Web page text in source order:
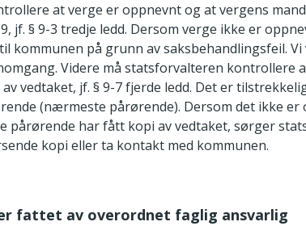
at verge er oppnevnt og at vergens
jf. § 9-3 tredje ledd. Dersom verge ikke er
kommunen på grunn av saksbehandlingsfeil. Vi
Videre må statsforvalteren kontrollere
vedtaket, jf. § 9-7 fjerde ledd. Det er
(nærmeste pårørende). Dersom det ikke er
pårørende har fått kopi av vedtaket, sørger
kopi eller ta kontakt med kommunen.
fattet av overordnet faglig ansvarlig